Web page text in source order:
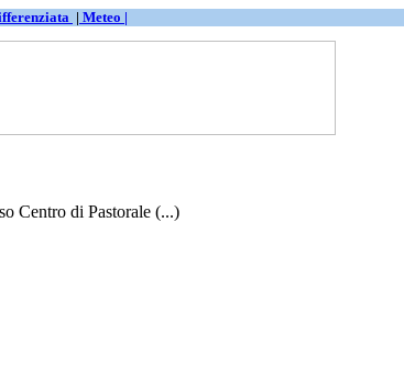
| Meteo |
Centro di Pastorale (...)